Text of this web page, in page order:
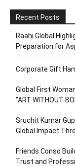
Recent Posts
Raahi Global
Preparation for
Corporate Gift
Global First
“ART WITHOUT
Sruchit Kumar
Global Impact
Friends Conso
Trust and